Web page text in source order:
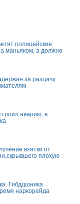
полицейские.
маньяком, а должно
за раздачу
аварию, в
взятки от
плохую
Гибддшника
наркорейда